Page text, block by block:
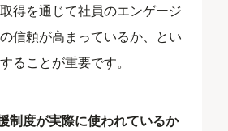
得を通じて社員のエンゲージ
信頼が高まっているか、とい
ることが重要です。
制度が実際に使われているか